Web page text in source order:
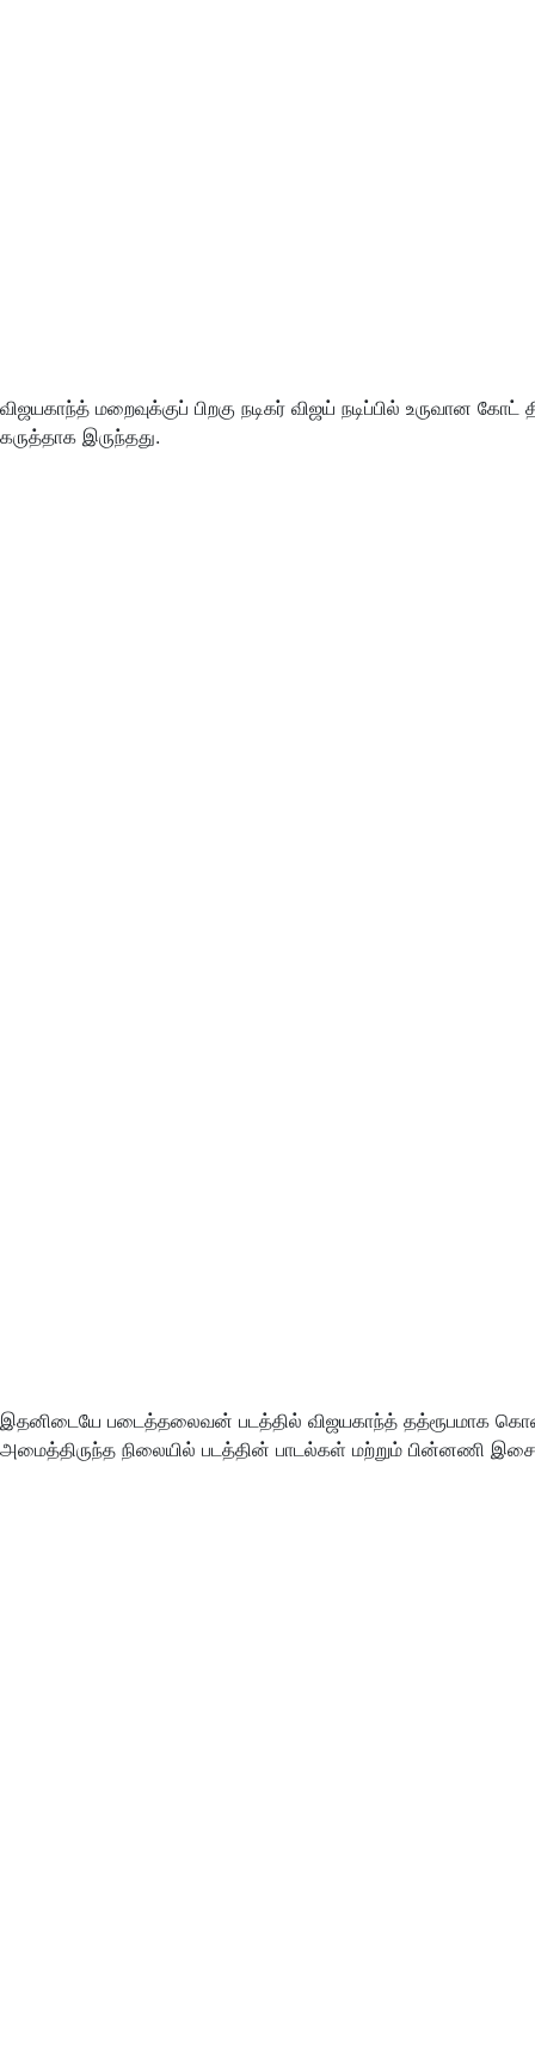
விஜயகாந்த் மறைவுக்குப் பிறகு நடிகர் விஜய் நடிப்பில்
கருத்தாக இருந்தது.
இதனிடையே படைத்தலைவன் படத்தில் விஜயகாந்த் தத்ரூபமாக
அமைத்திருந்த நிலையில் படத்தின் பாடல்கள் மற்றும் பின்னணி இசை